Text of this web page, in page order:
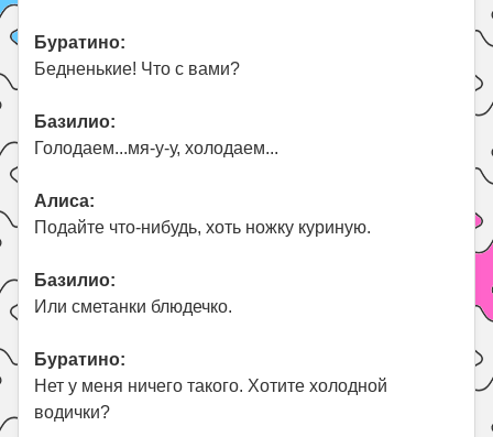
Буратино:
Бедненькие! Что с вами?
Базилио:
Голодаем...мя-у-у, холодаем...
Алиса:
Подайте что-нибудь, хоть ножку куриную.
Базилио:
Или сметанки блюдечко.
Буратино:
Нет у меня ничего такого. Хотите холодной
водички?